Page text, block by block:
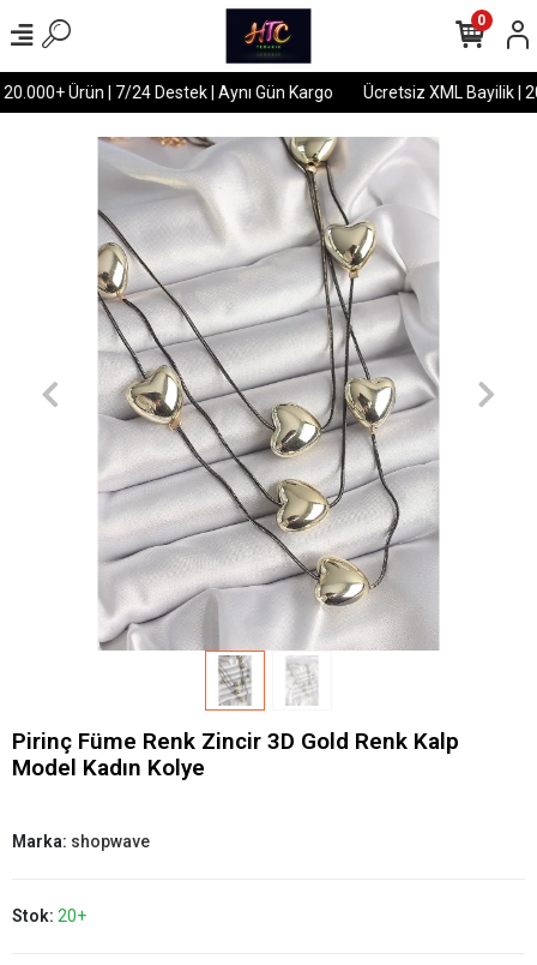
Ürün | 7/24 Destek | Aynı Gün Kargo Ücretsiz XML Bayilik |
0
Pirinç Füme Renk Zincir 3D Gold Renk Kalp
Model Kadın Kolye
Marka: shopwave
Stok: 20+